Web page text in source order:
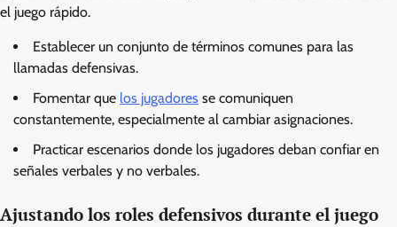
el juego rápido.
Establecer un conjunto de términos comunes para las
llamadas defensivas.
Fomentar que los jugadores se comuniquen
constantemente, especialmente al cambiar asignaciones.
Practicar escenarios donde los jugadores deban confiar en
señales verbales y no verbales.
Ajustando los roles defensivos durante el juego